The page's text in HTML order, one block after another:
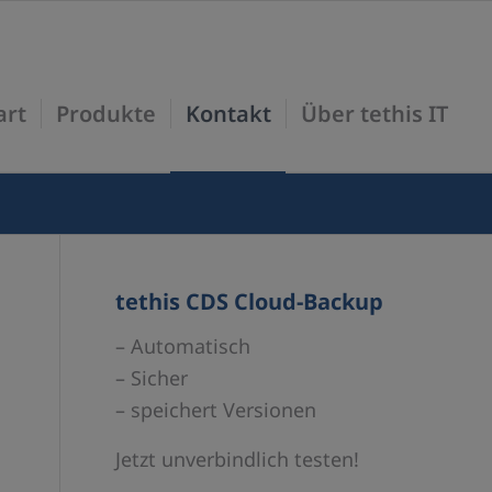
Produkte Kontakt Über tethis IT
tethis CDS Cloud-Backup
– Automatisch
– Sicher
– speichert Versionen
Jetzt unverbindlich testen!